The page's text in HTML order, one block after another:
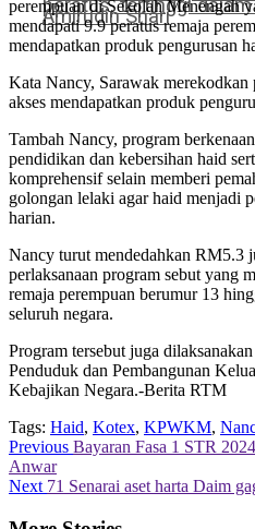
Amirudin Shari
peratus, tertinggi
perempuan di Sekolah Menengah
mendapati 9.9 peratus remaja
mendapatkan produk pengurusan
Kata Nancy, Sarawak merekodkan
akses mendapatkan produk
Tambah Nancy, program
pendidikan dan kebersihan haid
komprehensif selain memberi
golongan lelaki agar haid menjadi
harian.
Nancy turut mendedahkan RM5.3
perlaksanaan program sebut yang
remaja perempuan berumur 13
seluruh negara.
Program tersebut juga
Penduduk dan Pembangunan
Kebajikan Negara.-Berita RTM
Tags: Haid, Kotex, KPWKM,
Continue
Reading
Previous Bayaran Fasa 1 STR
Anwar
Next 71 Senarai aset harta Daim